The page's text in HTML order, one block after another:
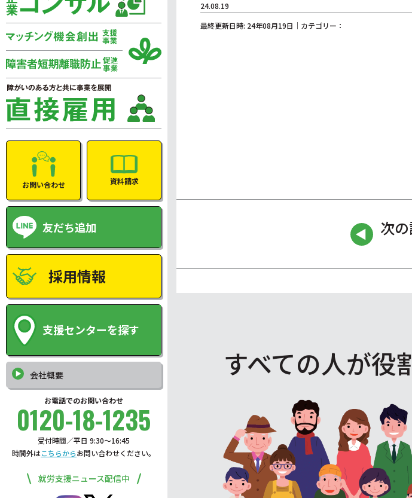
お問い合わせ 資料請求
友だち追加
採用情報
支援センターを探す
会社概要
お電話でのお問い合わせ
0120-18-1235
受付時間／平日 9:30〜16:45
時間外はこちらからお問い合わせください。
就労支援ニュース配信中
24.08.19
最終更新日時: 24年08月19日｜カテゴリー：
次
すべての人が役